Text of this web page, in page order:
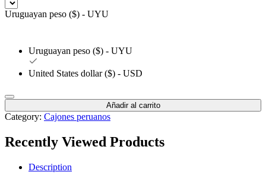
Uruguayan peso ($) - UYU
Uruguayan peso ($) - UYU
United States dollar ($) - USD
Añadir al carrito
Category: Cajones peruanos
Recently Viewed Products
Description